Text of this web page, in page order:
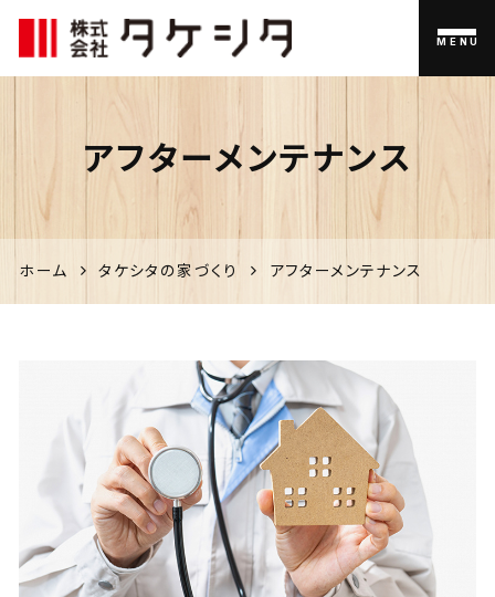
伊佐市
の家づく
り、不動
産のこと
なら「タ
ケシタ」
MENU
アフターメンテナンス
ホーム タケシタの家づくり アフターメンテナンス